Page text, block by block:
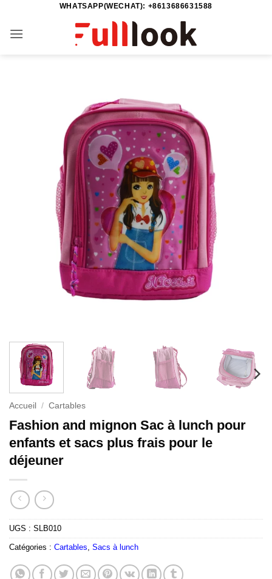
contenu
WHATSAPP(WECHAT): +8613686631588
Accueil / Cartables
Fashion and mignon Sac à lunch pour
enfants et sacs plus frais pour le
déjeuner
UGS : SLB010
Catégories : Cartables, Sacs à lunch